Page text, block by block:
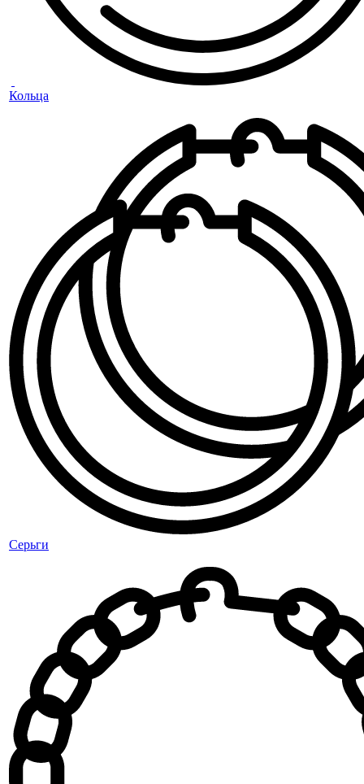
Кольца
Серьги